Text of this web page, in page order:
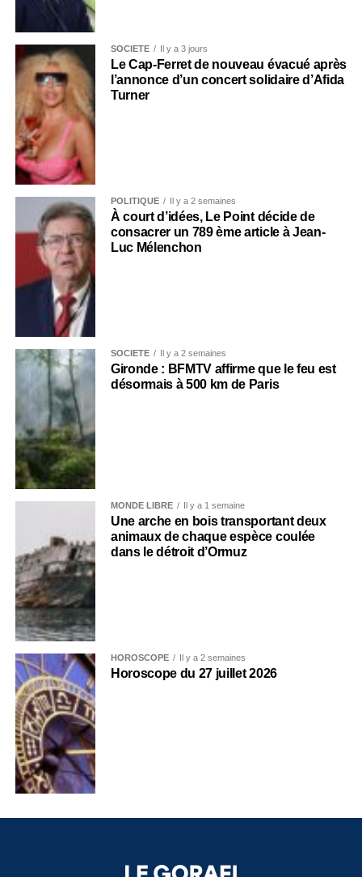
SOCIÉTÉ Il y a 3 jours
Le Cap-Ferret de nouveau évacué après
l’annonce d’un concert solidaire d’Afida
Turner
POLITIQUE Il y a 2 semaines
À court d’idées, Le Point décide de
consacrer un 789 ème article à Jean-
Luc Mélenchon
SOCIÉTÉ Il y a 2 semaines
Gironde : BFMTV affirme que le feu est
désormais à 500 km de Paris
MONDE LIBRE Il y a 1 semaine
Une arche en bois transportant deux
animaux de chaque espèce coulée
dans le détroit d’Ormuz
HOROSCOPE Il y a 2 semaines
Horoscope du 27 juillet 2026